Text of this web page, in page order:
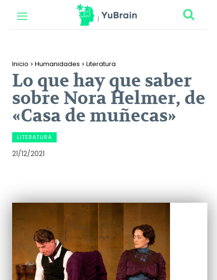
Inicio Humanidades Literatura
Lo que hay que saber
sobre Nora Helmer, de
«Casa de muñecas»
LITERATURA
21/12/2021